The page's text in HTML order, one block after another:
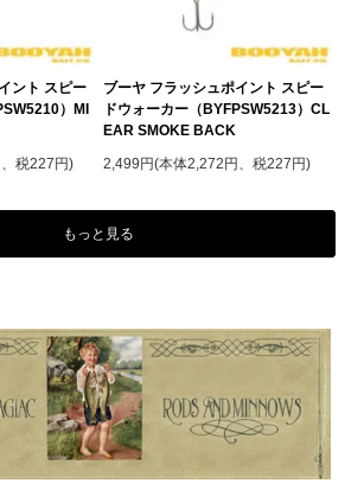
ント スピー
）MI
税227円)
ブーヤ フラッシュポイント スピー
ドウォーカー（BYFPSW5213）CL
EAR SMOKE BACK
2,499円(本体2,272円、税227円)
もっと見る